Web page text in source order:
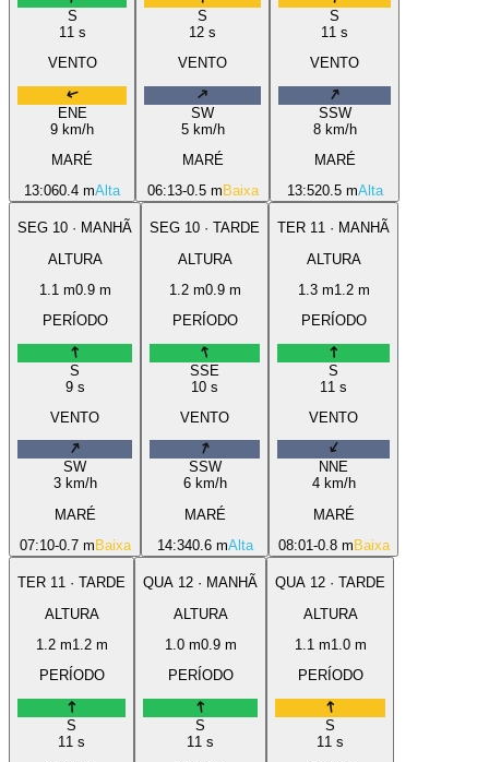
S
11 s
VENTO
ENE
9 km/h
MARÉ
13:060.4 mAlta
S
12 s
VENTO
SW
5km/h
MARÉ
06:13-0.5 m Baixa
S
11 s
VENTO
SSW
8km/h
MARÉ
13:520.5 mAlta
SEG 10 · MANHÃ
ALTURA
1.1m0.9m
PERÍODO
S
9s
VENTO
SW
3km/h
MARÉ
07:10-0.7 m Baixa
SEG 10 · TARDE
ALTURA
1.2m0.9m
PERÍODO
SSE
10 s
VENTO
SSW
6km/h
MARÉ
14:340.6 mAlta
TER 11 · MANHÃ
ALTURA
1.3m1.2m
PERÍODO
S
11 s
VENTO
NNE
4km/h
MARÉ
08:01-0.8 m Baixa
TER 11 · TARDE
ALTURA
1.2m1.2m
PERÍODO
S
11 s
QUA 12 · MANHÃ
ALTURA
1.0m0.9m
PERÍODO
S
11 s
QUA 12 · TARDE
ALTURA
1.1m1.0m
PERÍODO
S
11 s